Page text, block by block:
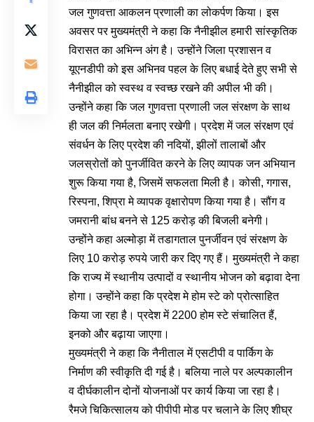
जल गुणवत्ता आकलन प्रणाली का लोकर्पण किया। इस
अवसर पर मुख्यमंत्री ने कहा कि नैनीझील हमारी सांस्कृतिक
विरासत का अभिन्न अंग है। उन्होंने जिला प्रशासन व
यूएनडीपी को इस अभिनव पहल के लिए बधाई देते हुए सभी से
नैनीझील को स्वस्थ व स्वच्छ रखने की अपील भी की।
उन्होंने कहा कि जल गुणवत्ता प्रणाली जल संरक्षण के साथ
ही जल की निर्मलता बनाए रखेगी। प्रदेश में जल संरक्षण एवं
संवर्धन के लिए प्रदेश की नदियों, झीलों तालाबों और
जलस्रोतों को पुनर्जीवित करने के लिए व्यापक जन अभियान
शुरू किया गया है, जिसमें सफलता मिली है। कोसी, गगास,
रिस्पना, शिप्रा मे व्यापक वृक्षारोपण किया गया है। सौंग व
जमरानी बांध बनने से 125 करोड़ की बिजली बनेगी।
उन्होंने कहा अल्मोड़ा में तडागताल पुनर्जीवन एवं संरक्षण के
लिए 10 करोड़ रुपये जारी कर दिए गए हैं। मुख्यमंत्री ने कहा
कि राज्य में स्थानीय उत्पादों व स्थानीय भोजन को बढ़ावा देना
होगा। उन्होंने कहा कि प्रदेश मे होम स्टे को प्रोत्साहित
किया जा रहा है। प्रदेश में 2200 होम स्टे संचालित हैं,
इनको और बढ़ाया जाएगा।
मुख्यमंत्री ने कहा कि नैनीताल में एसटीपी व पार्किग के
निर्माण की स्वीकृति दी गई है। बलिया नाले पर अल्पकालीन
व दीर्घकालीन दोनों योजनाओं पर कार्य किया जा रहा है।
रैमजे चिकित्सालय को पीपीपी मोड पर चलाने के लिए शीघ्र